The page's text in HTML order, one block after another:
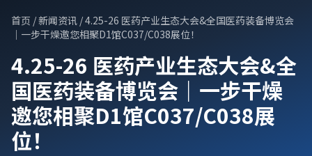
首页 /新闻资讯 / 4.25-26 医药产业生态大会&全国医药装备博览会
｜一步干燥邀您相聚D1馆C037/C038展位！
4.25-26 医药产业生态大会&全
国医药装备博览会｜一步干燥
邀您相聚D1馆C037/C038展
位！